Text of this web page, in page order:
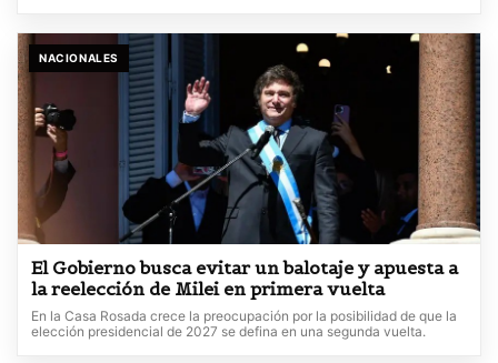
NACIONALES
El Gobierno busca evitar un balotaje y apuesta a
la reelección de Milei en primera vuelta
En la Casa Rosada crece la preocupación por la posibilidad de que la
elección presidencial de 2027 se defina en una segunda vuelta.